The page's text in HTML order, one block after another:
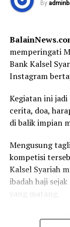
(Forkopimda)
Provinsi
Tengah, serta
Dalam
memperkuat
prestasi sepak
baik, lancar,
dari Allah SWT.
Kalimantan
kepada
panitia atas
XXII/Tambun
By
memperingati
Bank Kalsel
Instagram
Kegiatan ini
cerita, doa,
di balik impian
Mengusung
kompetisi
Kalsel Syariah
ibadah haji
yang matang.